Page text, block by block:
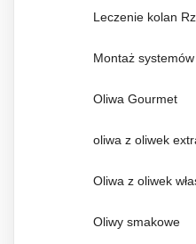
Leczenie kolan
Montaż
Oliwa Gourmet
oliwa z oliwek
Oliwa z oliwek
Oliwy smakowe